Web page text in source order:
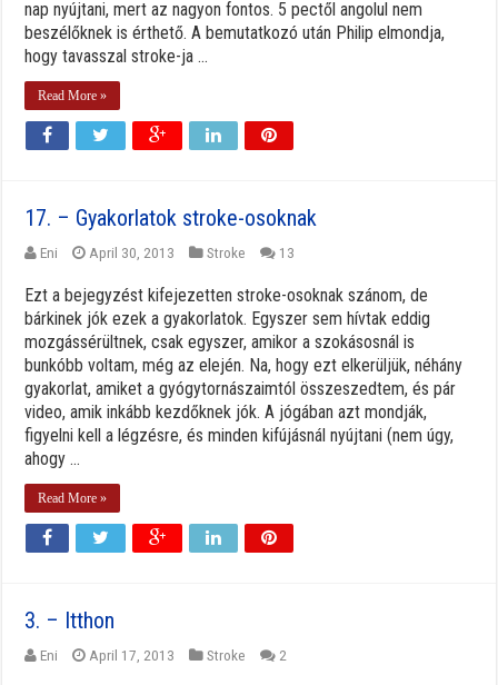
nap nyújtani, mert az nagyon fontos. 5 pectől angolul nem
beszélőknek is érthető. A bemutatkozó után Philip elmondja,
hogy tavasszal stroke-ja ...
Read More »
17. – Gyakorlatok stroke-osoknak
Eni April 30, 2013 Stroke 13
Ezt a bejegyzést kifejezetten stroke-osoknak szánom, de
bárkinek jók ezek a gyakorlatok. Egyszer sem hívtak eddig
mozgássérültnek, csak egyszer, amikor a szokásosnál is
bunkóbb voltam, még az elején. Na, hogy ezt elkerüljük, néhány
gyakorlat, amiket a gyógytornászaimtól összeszedtem, és pár
video, amik inkább kezdőknek jók. A jógában azt mondják,
figyelni kell a légzésre, és minden kifújásnál nyújtani (nem úgy,
ahogy ...
Read More »
3. – Itthon
Eni April 17, 2013 Stroke 2